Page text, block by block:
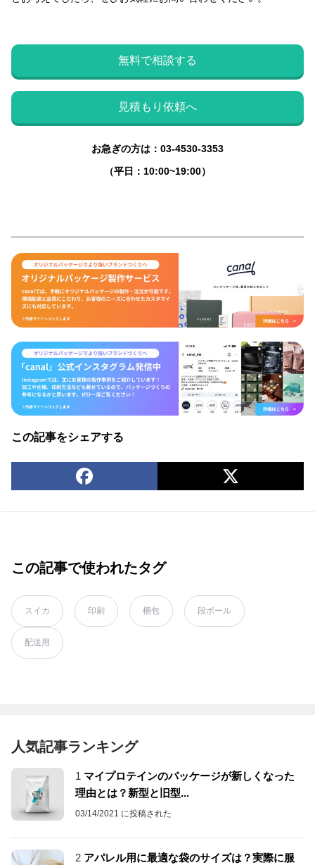
無料で相談する
見積もり依頼へ
お急ぎの方は：03-4530-3353
（平日：10:00~19:00）
この記事をシェアする
この記事で使われたタグ
スイカ 印刷 梱包 段ボール
配送用
人気記事ランキング
1 マイプロテインのパッケージが新しくなった
理由とは？新型と旧型...
03/14/2021 に投稿された
2 アパレル用に最適な袋のサイズは？実際に服